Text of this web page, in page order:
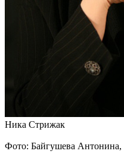
Ника Стрижак
Фото: Байгушева